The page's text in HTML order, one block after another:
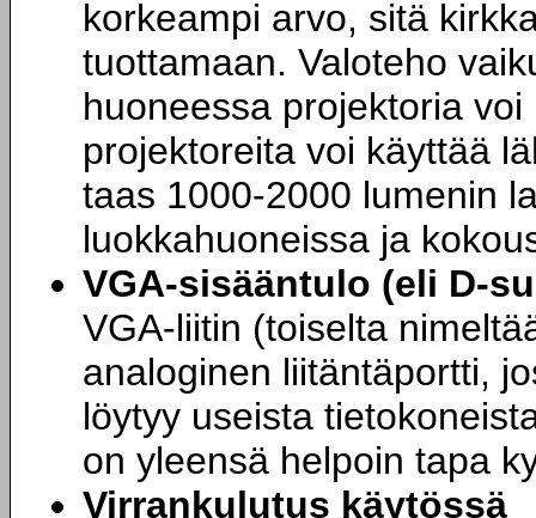
korkeampi arvo, sitä
tuottamaan. Valoteho
huoneessa projektoria
projektoreita voi käyttää
taas 1000-2000 lumenin
luokkahuoneissa ja
VGA-sisääntulo (eli D-
VGA-liitin (toiselta
analoginen liitäntäportti,
löytyy useista
on yleensä helpoin tapa
Virrankulutus käytössä